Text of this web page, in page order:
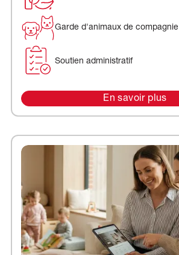
Garde d'animaux de compagnie
Soutien administratif
En savoir plus